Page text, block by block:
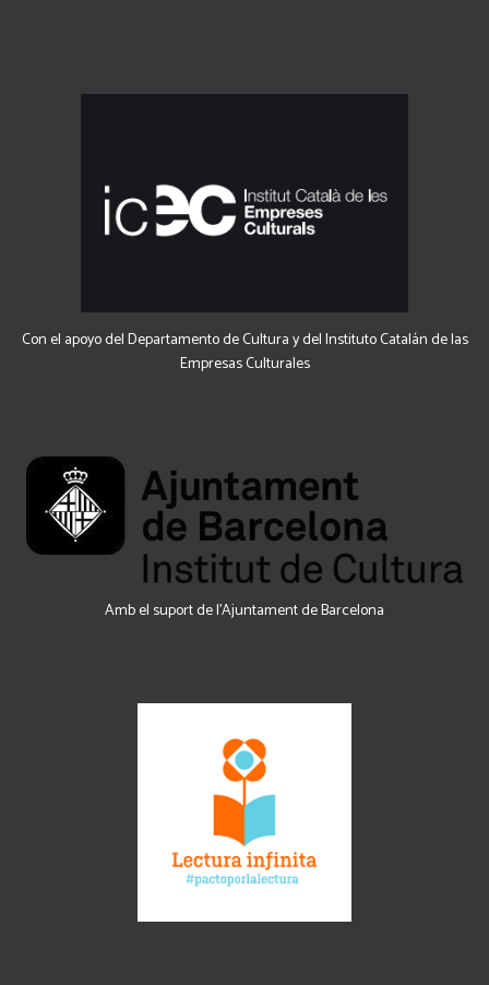
Con el apoyo del Departamento de Cultura y del Instituto Catalán de las
Empresas Culturales
Amb el suport de l’Ajuntament de Barcelona